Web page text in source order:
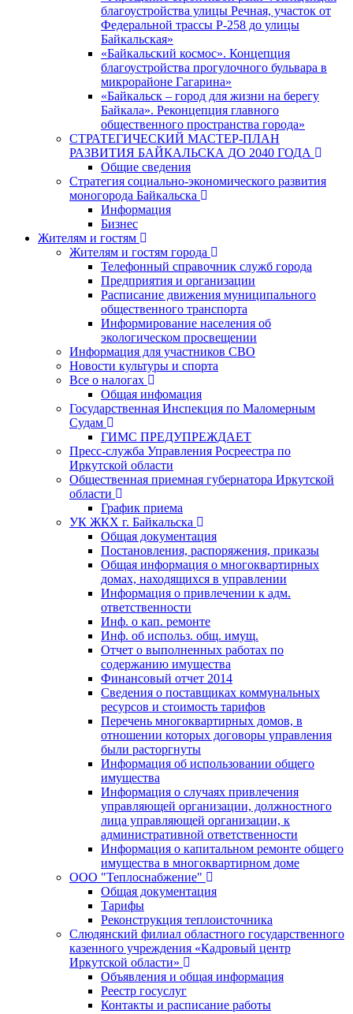
благоустройства улицы Речная, участок от
Федеральной трассы Р-258 до улицы
Байкальская»
«Байкальский космос». Концепция
благоустройства прогулочного бульвара в
микрорайоне Гагарина»
«Байкальск – город для жизни на берегу
Байкала». Реконцепция главного
общественного пространства города»
СТРАТЕГИЧЕСКИЙ МАСТЕР-ПЛАН
РАЗВИТИЯ БАЙКАЛЬСКА ДО 2040 ГОДА
Общие сведения
Стратегия социально-экономического развития
моногорода Байкальска
Информация
Бизнес
Жителям и гостям
Жителям и гостям города
Телефонный справочник служб города
Предприятия и организации
Расписание движения муниципального
общественного транспорта
Информирование населения об
экологическом просвещении
Информация для участников СВО
Новости культуры и спорта
Все о налогах
Общая инфомация
Государственная Инспекция по Маломерным
Судам
ГИМС ПРЕДУПРЕЖДАЕТ
Пресс-служба Управления Росреестра по
Иркутской области
Общественная приемная губернатора Иркутской
области
График приема
УК ЖКХ г. Байкальска
Общая документация
Постановления, распоряжения, приказы
Общая информация о многоквартирных
домах, находящихся в управлении
Информация о привлечении к адм.
ответственности
Инф. о кап. ремонте
Инф. об использ. общ. имущ.
Отчет о выполненных работах по
содержанию имущества
Финансовый отчет 2014
Сведения о поставщиках коммунальных
ресурсов и стоимость тарифов
Перечень многоквартирных домов, в
отношении которых договоры управления
были расторгнуты
Информация об использовании общего
имущества
Информация о случаях привлечения
управляющей организации, должностного
лица управляющей организации, к
административной ответственности
Информация о капитальном ремонте общего
имущества в многоквартирном доме
ООО "Теплоснабжение"
Общая документация
Тарифы
Реконструкция теплоисточника
Слюдянский филиал областного государственного
казенного учреждения «Кадровый центр
Иркутской области»
Объявления и общая информация
Реестр госуслуг
Контакты и расписание работы